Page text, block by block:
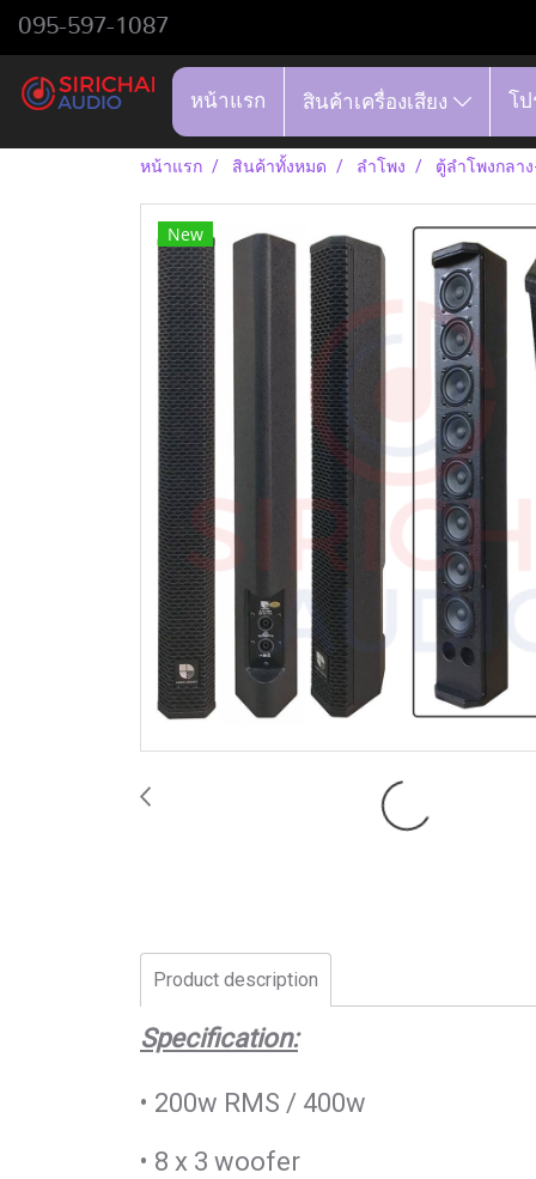
095-597-1087
หน้าแรก สินค้าเครื่องเสียง โ
หน้าแรก สินค้าทั้งหมด ลำโพง ตู้ลำโพงกลา
New
Product description
Specification:
• 200w RMS / 400w
• 8 x 3 woofer